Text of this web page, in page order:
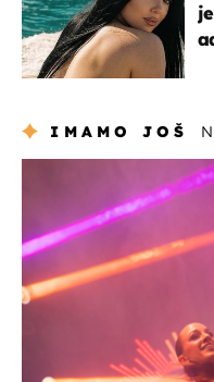
IMAMO JOŠ